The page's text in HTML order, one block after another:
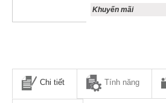
Khuyến mãi
Chi tiết Tính năng